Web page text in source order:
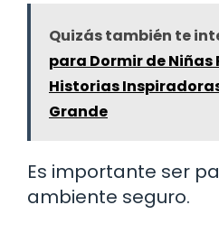
Quizás también te
para Dormir de Niñas
Historias
Grande
Es importante ser
ambiente seguro.